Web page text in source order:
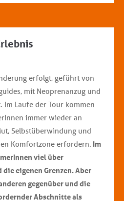
erfolgt, geführt von
mit Neoprenanzug und
Im Laufe der Tour kommen
immer wieder an
Selbstüberwindung und
Komfortzone erfordern. Im
viel über
eigenen Grenzen. Aber
gegenüber und die
Abschnitte als